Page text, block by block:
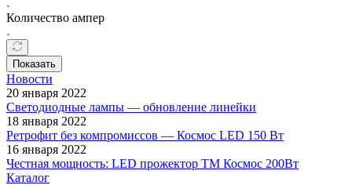
Количество ампер
Показать
Новости
20 января 2022
Светодиодные лампы — обновление линейки
18 января 2022
Ретрофит без компромиссов — Космос LED 150 Вт
16 января 2022
Честная мощность: LED прожектор ТМ Космос 200Вт
Каталог